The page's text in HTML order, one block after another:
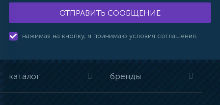
ОТПРАВИТЬ СООБЩЕНИЕ
нажимая на кнопку, я принимаю условия соглашения.
каталог бренды